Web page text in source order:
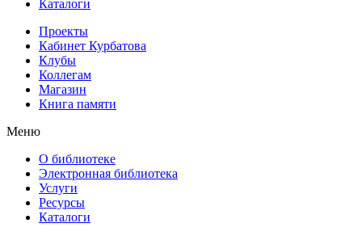
Каталоги
Проекты
Кабинет Курбатова
Клубы
Коллегам
Магазин
Книга памяти
Меню
О библиотеке
Электронная библиотека
Услуги
Ресурсы
Каталоги